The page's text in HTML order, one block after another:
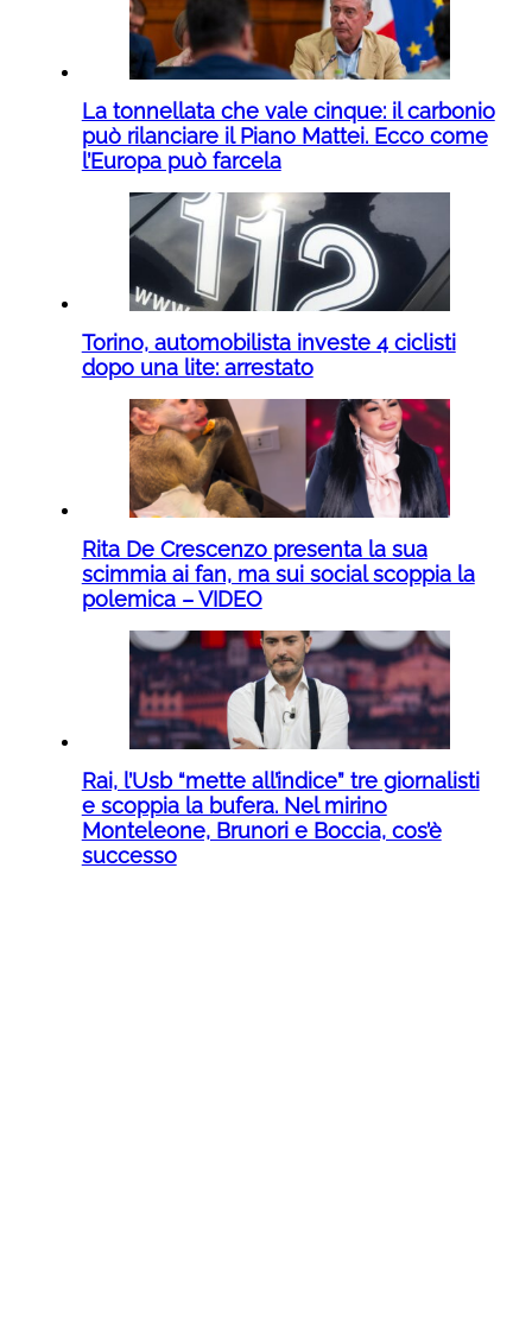
La tonnellata che vale cinque: il carbonio
può rilanciare il Piano Mattei. Ecco come
l’Europa può farcela
Torino, automobilista investe 4 ciclisti
dopo una lite: arrestato
Rita De Crescenzo presenta la sua
scimmia ai fan, ma sui social scoppia la
polemica – VIDEO
Rai, l’Usb “mette all’indice” tre giornalisti
e scoppia la bufera. Nel mirino
Monteleone, Brunori e Boccia, cos’è
successo